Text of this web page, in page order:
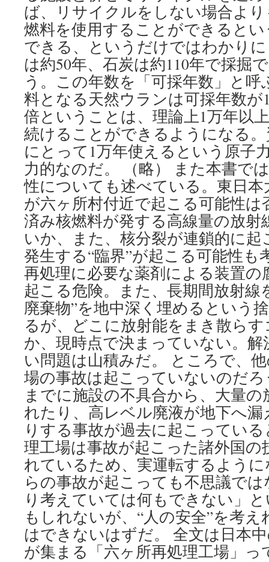
新
聞
ば、リサイクルをしない場合よ
燃料を使用することができるとい
できる、というだけではわかり
は約50年、石炭は約110年で採掘
う。この年数を「可採年数」と
料となる天然ウランは可採年数が
倍ということは、理論上1万年以
続けることができるようになる
にとって1万年使えるという原子
力的なのだ。 （略） また本書で
性についても述べている。東日
が六ヶ所村付近で起こる可能性
済み核燃料が発する高線量の放射
いか、また、核分裂が連鎖的に
発生する“臨界”が起こる可能性も
再処理に必要な薬剤による装置の
起こる危険。また、長期間放射線
廃棄物”を地中深く埋めるという
るが、どこに放射能をまき散ら
か、現時点で決まっていない。
い問題は山積みだ。 ところで、
場の事故は起こっていないのだ
までに施設の不具合から、大量
れたり、高レベル廃液が地下へ
りする事故が過去に起こってい
理工場は事故が起こった諸外国の
れているため、実運転するよう
らの事故が起こっても不思議で
り考えていては何もできない」
もしれないが、“人の安全”を考
はできないはずだ。 全文は日本
が集まる「六ヶ所再処理工場」